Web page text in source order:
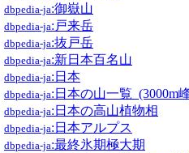
dbpedia-ja:御嶽山
dbpedia-ja:戸来岳
dbpedia-ja:抜戸岳
dbpedia-ja:新日本百名山
dbpedia-ja:日本
dbpedia-ja:日本の山一覧_(3000m
dbpedia-ja:日本の高山植物相
dbpedia-ja:日本アルプス
dbpedia-ja:最終氷期極大期